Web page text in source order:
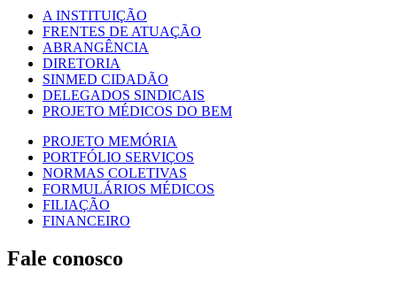
A INSTITUIÇÃO
FRENTES DE ATUAÇÃO
ABRANGÊNCIA
DIRETORIA
SINMED CIDADÃO
DELEGADOS SINDICAIS
PROJETO MÉDICOS DO BEM
PROJETO MEMÓRIA
PORTFÓLIO SERVIÇOS
NORMAS COLETIVAS
FORMULÁRIOS MÉDICOS
FILIAÇÃO
FINANCEIRO
Fale conosco